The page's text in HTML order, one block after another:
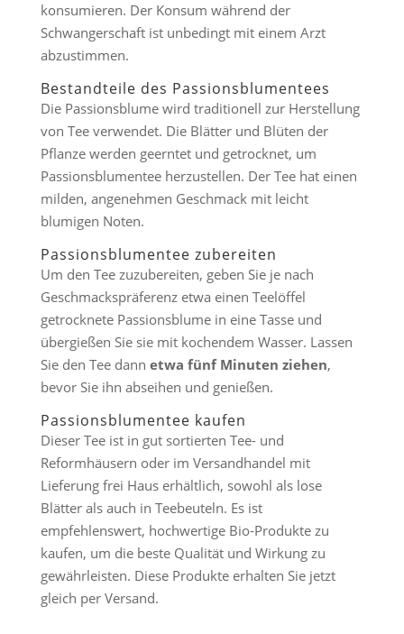
konsumieren. Der Konsum während der
Schwangerschaft ist unbedingt mit einem Arzt
abzustimmen.
Bestandteile des Passionsblumentees
Die Passionsblume wird traditionell zur Herstellung
von Tee verwendet. Die Blätter und Blüten der
Pflanze werden geerntet und getrocknet, um
Passionsblumentee herzustellen. Der Tee hat einen
milden, angenehmen Geschmack mit leicht
blumigen Noten.
Passionsblumentee zubereiten
Um den Tee zuzubereiten, geben Sie je nach
Geschmackspräferenz etwa einen Teelöffel
getrocknete Passionsblume in eine Tasse und
übergießen Sie sie mit kochendem Wasser. Lassen
Sie den Tee dann etwa fünf Minuten ziehen,
bevor Sie ihn abseihen und genießen.
Passionsblumentee kaufen
Dieser Tee ist in gut sortierten Tee- und
Reformhäusern oder im Versandhandel mit
Lieferung frei Haus erhältlich, sowohl als lose
Blätter als auch in Teebeuteln. Es ist
empfehlenswert, hochwertige Bio-Produkte zu
kaufen, um die beste Qualität und Wirkung zu
gewährleisten. Diese Produkte erhalten Sie jetzt
gleich per Versand.